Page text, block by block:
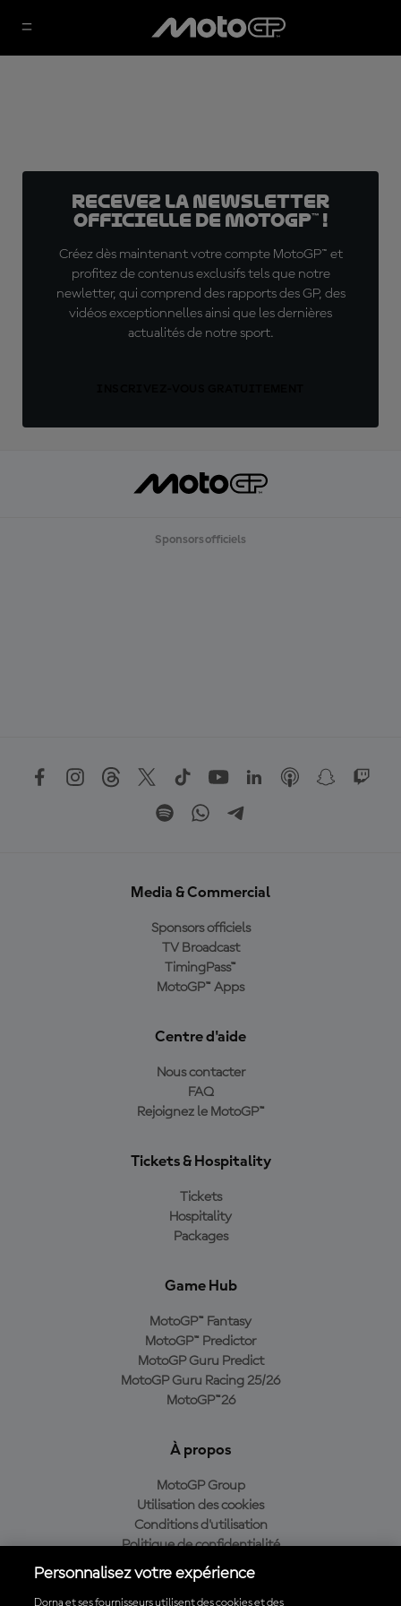
Recevez la Newsletter
officielle de MotoGP™ !
Créez dès maintenant votre compte MotoGP™ et
profitez de contenus exclusifs tels que notre
newletter, qui comprend des rapports des GP, des
vidéos exceptionnelles ainsi que les dernières
actualités de notre sport.
Sponsors officiels
Media & Commercial
Sponsors officiels
TV Broadcast
TimingPass™
MotoGP™ Apps
Centre d'aide
Nous contacter
FAQ
Rejoignez le MotoGP™
Tickets & Hospitality
Tickets
Hospitality
Packages
Game Hub
MotoGP™ Fantasy
MotoGP™ Predictor
MotoGP Guru Predict
MotoGP Guru Racing 25/26
MotoGP™26
À propos
MotoGP Group
Utilisation des cookies
Conditions d'utilisation
Politique de confidentialité
Politique d’achat
Personnalisez votre expérience
Dorna et ses fournisseurs utilisent des cookies et des